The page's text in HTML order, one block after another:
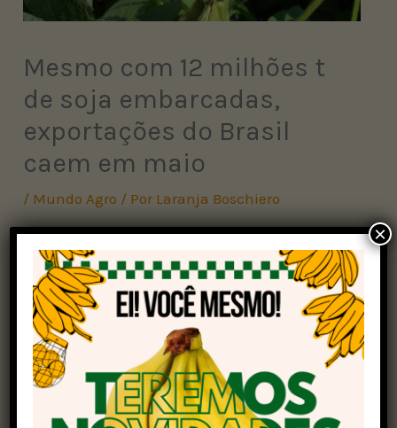
Mesmo com 12 milhões t
de soja embarcadas,
exportações do Brasil
caem em maio
/ Mundo Agro / Por Laranja Boschiero
As exportações brasileiras de soja em grão
deverão ficar em 12,601 milhões de toneladas em
maio, conforme levantamento semanal da
Associação Nacional dos Exportadores de
×